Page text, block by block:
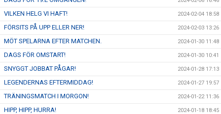
VILKEN HELG VI HAFT! 2024-02-04 18:58
FÖRSITS PÅ UPP ELLER NER! 2024-02-03 13:26
MÖT SPELARNA EFTER MATCHEN. 2024-01-30 11:48
DAGS FÖR OMSTART! 2024-01-30 10:41
SNYGGT JOBBAT PÅGAR! 2024-01-28 17:13
LEGENDERNAS EFTERMIDDAG! 2024-01-27 19:57
TRÄNINGSMATCH I MORGON! 2024-01-22 11:36
HIPP, HIPP, HURRA! 2024-01-18 18:45